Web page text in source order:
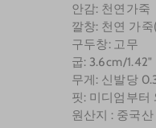
안감: 천연가죽
깔창: 천연 가
구두창: 고무
굽: 3.6cm/1.42"
무게: 신발당
핏: 미디엄부터
원산지 : 중국산